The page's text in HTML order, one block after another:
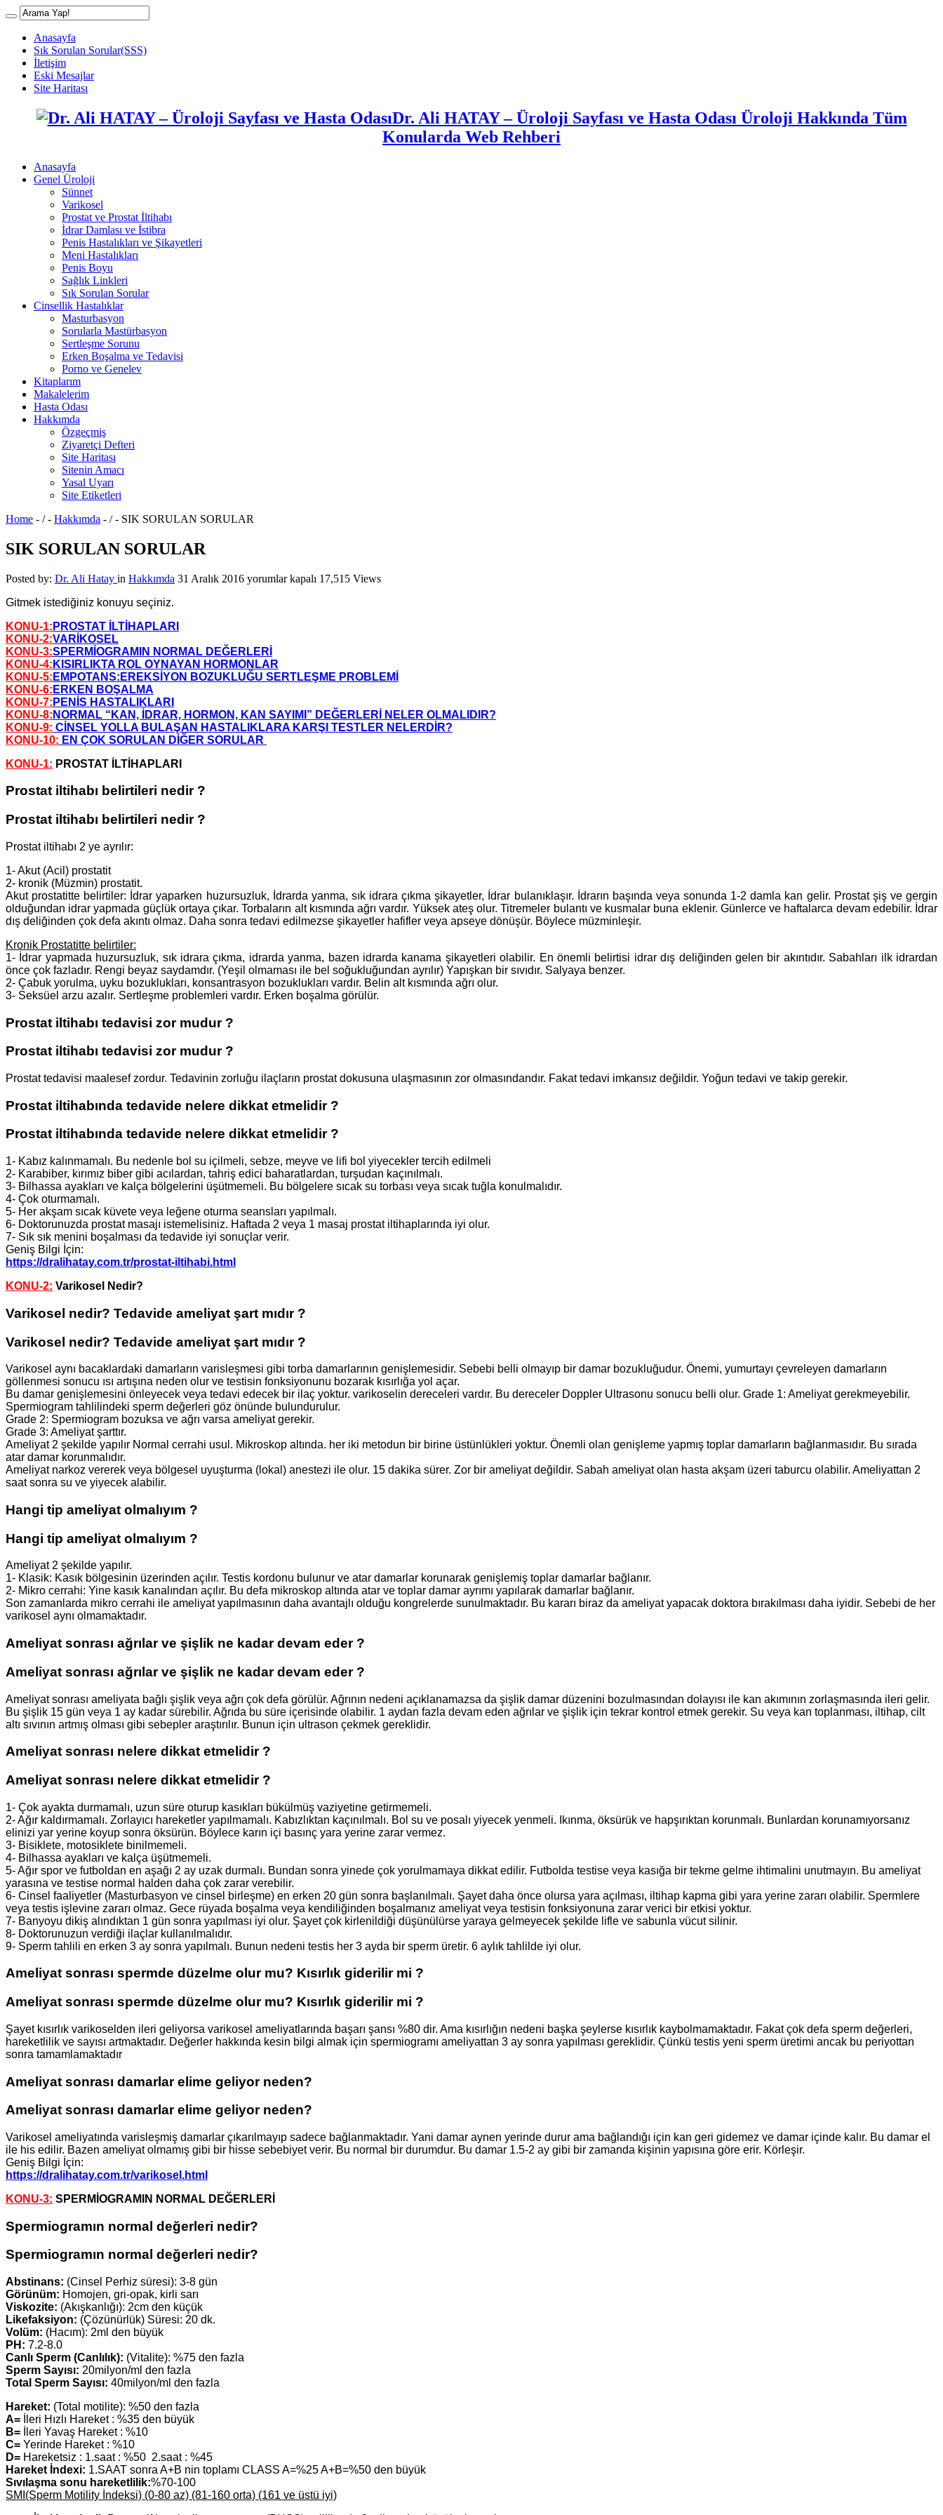
Anasayfa
Sık Sorulan Sorular(SSS)
İletişim
Eski Mesajlar
Site Haritası
Dr. Ali HATAY – Üroloji Sayfası ve Hasta Odası Üroloji Hakkında Tüm
Konularda Web Rehberi
Anasayfa
Genel Üroloji
Sünnet
Varikosel
Prostat ve Prostat İltihabı
İdrar Damlası ve İstibra
Penis Hastalıkları ve Şikayetleri
Meni Hastalıkları
Penis Boyu
Sağlık Linkleri
Sık Sorulan Sorular
Cinsellik Hastalıklar
Masturbasyon
Sorularla Mastürbasyon
Sertleşme Sorunu
Erken Boşalma ve Tedavisi
Porno ve Genelev
Kitaplarım
Makalelerim
Hasta Odası
Hakkımda
Özgeçmiş
Ziyaretçi Defteri
Site Haritası
Sitenin Amacı
Yasal Uyarı
Site Etiketleri
Home - / - Hakkımda - / - SIK SORULAN SORULAR
SIK SORULAN SORULAR
Posted by: Dr. Ali Hatay in Hakkımda 31 Aralık 2016 SIK
yorumlar kapalı 17,515 Views
Gitmek istediğiniz konuyu seçiniz.
KONU-1: PROSTAT İLTİHAPLARI
KONU-2:VARİKOSEL
KONU-3:SPERMİOGRAMIN NORMAL DEĞERLERİ
KONU-4: KISIRLIKTA ROL OYNAYAN HORMONLAR
KONU-5: EMPOTANS:EREKSİYON BOZUKLUĞU SERTLEŞME PROBLEMİ
KONU-6: ERKEN BOŞALMA
KONU-7: PENİS HASTALIKLARI
KONU-8: NORMAL “KAN, İDRAR, HORMON, KAN SAYIMI” DEĞERLERİ NELER OLMALIDIR?
KONU-9: CİNSEL YOLLA BULAŞAN HASTALIKLARA KARŞI TESTLER NELERDİR?
KONU-10: EN ÇOK SORULAN DİĞER SORULAR
KONU-1: PROSTAT İLTİHAPLARI
Prostat iltihabı belirtileri nedir ?
Prostat iltihabı belirtileri nedir ?
Prostat iltihabı 2 ye ayrılır:
1- Akut (Acil) prostatit
2- kronik (Müzmin) prostatit.
Akut prostatitte belirtiler: İdrar yaparken huzursuzluk, İdrarda yanma, sık idrara çıkma şikayetler, İdrar bulanıklaşır. İdrarın başında veya sonunda 1-2 damla kan gelir. Prostat şiş ve gergin
olduğundan idrar yapmada güçlük ortaya çıkar. Torbaların alt kısmında ağrı vardır. Yüksek ateş olur. Titremeler bulantı ve kusmalar buna eklenir. Günlerce ve haftalarca devam edebilir. İdrar
dış deliğinden çok defa akıntı olmaz. Daha sonra tedavi edilmezse şikayetler hafifler veya apseye dönüşür. Böylece müzminleşir.
Kronik Prostatitte belirtiler:
1- İdrar yapmada huzursuzluk, sık idrara çıkma, idrarda yanma, bazen idrarda kanama şikayetleri olabilir. En önemli belirtisi idrar dış deliğinden gelen bir akıntıdır. Sabahları ilk idrardan
önce çok fazladır. Rengi beyaz saydamdır. (Yeşil olmaması ile bel soğukluğundan ayrılır) Yapışkan bir sıvıdır. Salyaya benzer.
2- Çabuk yorulma, uyku bozuklukları, konsantrasyon bozuklukları vardır. Belin alt kısmında ağrı olur.
3- Seksüel arzu azalır. Sertleşme problemleri vardır. Erken boşalma görülür.
Prostat iltihabı tedavisi zor mudur ?
Prostat iltihabı tedavisi zor mudur ?
Prostat tedavisi maalesef zordur. Tedavinin zorluğu ilaçların prostat dokusuna ulaşmasının zor olmasındandır. Fakat tedavi imkansız değildir. Yoğun tedavi ve takip gerekir.
Prostat iltihabında tedavide nelere dikkat etmelidir ?
Prostat iltihabında tedavide nelere dikkat etmelidir ?
1- Kabız kalınmamalı. Bu nedenle bol su içilmeli, sebze, meyve ve lifi bol yiyecekler tercih edilmeli
2- Karabiber, kırımız biber gibi acılardan, tahriş edici baharatlardan, turşudan kaçınılmalı.
3- Bilhassa ayakları ve kalça bölgelerini üşütmemeli. Bu bölgelere sıcak su torbası veya sıcak tuğla konulmalıdır.
4- Çok oturmamalı.
5- Her akşam sıcak küvete veya leğene oturma seansları yapılmalı.
6- Doktorunuzda prostat masajı istemelisiniz. Haftada 2 veya 1 masaj prostat iltihaplarında iyi olur.
7- Sık sık menini boşalması da tedavide iyi sonuçlar verir.
Geniş Bilgi İçin:
https://dralihatay.com.tr/prostat-iltihabi.html
KONU-2: Varikosel Nedir?
Varikosel nedir? Tedavide ameliyat şart mıdır ?
Varikosel nedir? Tedavide ameliyat şart mıdır ?
Varikosel aynı bacaklardaki damarların varisleşmesi gibi torba damarlarının genişlemesidir. Sebebi belli olmayıp bir damar bozukluğudur. Önemi, yumurtayı çevreleyen damarların
göllenmesi sonucu ısı artışına neden olur ve testisin fonksiyonunu bozarak kısırlığa yol açar.
Bu damar genişlemesini önleyecek veya tedavi edecek bir ilaç yoktur. varikoselin dereceleri vardır. Bu dereceler Doppler Ultrasonu sonucu belli olur. Grade 1: Ameliyat gerekmeyebilir.
Spermiogram tahlilindeki sperm değerleri göz önünde bulundurulur.
Grade 2: Spermiogram bozuksa ve ağrı varsa ameliyat gerekir.
Grade 3: Ameliyat şarttır.
Ameliyat 2 şekilde yapılır Normal cerrahi usul. Mikroskop altında. her iki metodun bir birine üstünlükleri yoktur. Önemli olan genişleme yapmış toplar damarların bağlanmasıdır. Bu sırada
atar damar korunmalıdır.
Ameliyat narkoz vererek veya bölgesel uyuşturma (lokal) anestezi ile olur. 15 dakika sürer. Zor bir ameliyat değildir. Sabah ameliyat olan hasta akşam üzeri taburcu olabilir. Ameliyattan 2
saat sonra su ve yiyecek alabilir.
Hangi tip ameliyat olmalıyım ?
Hangi tip ameliyat olmalıyım ?
Ameliyat 2 şekilde yapılır.
1- Klasik: Kasık bölgesinin üzerinden açılır. Testis kordonu bulunur ve atar damarlar korunarak genişlemiş toplar damarlar bağlanır.
2- Mikro cerrahi: Yine kasık kanalından açılır. Bu defa mikroskop altında atar ve toplar damar ayrımı yapılarak damarlar bağlanır.
Son zamanlarda mikro cerrahi ile ameliyat yapılmasının daha avantajlı olduğu kongrelerde sunulmaktadır. Bu kararı biraz da ameliyat yapacak doktora bırakılması daha iyidir. Sebebi de her
varikosel aynı olmamaktadır.
Ameliyat sonrası ağrılar ve şişlik ne kadar devam eder ?
Ameliyat sonrası ağrılar ve şişlik ne kadar devam eder ?
Ameliyat sonrası ameliyata bağlı şişlik veya ağrı çok defa görülür. Ağrının nedeni açıklanamazsa da şişlik damar düzenini bozulmasından dolayısı ile kan akımının zorlaşmasında ileri gelir.
Bu şişlik 15 gün veya 1 ay kadar sürebilir. Ağrıda bu süre içerisinde olabilir. 1 aydan fazla devam eden ağrılar ve şişlik için tekrar kontrol etmek gerekir. Su veya kan toplanması, iltihap, cilt
altı sıvının artmış olması gibi sebepler araştırılır. Bunun için ultrason çekmek gereklidir.
Ameliyat sonrası nelere dikkat etmelidir ?
Ameliyat sonrası nelere dikkat etmelidir ?
1- Çok ayakta durmamalı, uzun süre oturup kasıkları bükülmüş vaziyetine getirmemeli.
2- Ağır kaldırmamalı. Zorlayıcı hareketler yapılmamalı. Kabızlıktan kaçınılmalı. Bol su ve posalı yiyecek yenmeli. Ikınma, öksürük ve hapşırıktan korunmalı. Bunlardan korunamıyorsanız
elinizi yar yerine koyup sonra öksürün. Böylece karın içi basınç yara yerine zarar vermez.
3- Bisiklete, motosiklete binilmemeli.
4- Bilhassa ayakları ve kalça üşütmemeli.
5- Ağır spor ve futboldan en aşağı 2 ay uzak durmalı. Bundan sonra yinede çok yorulmamaya dikkat edilir. Futbolda testise veya kasığa bir tekme gelme ihtimalini unutmayın. Bu ameliyat
yarasına ve testise normal halden daha çok zarar verebilir.
6- Cinsel faaliyetler (Masturbasyon ve cinsel birleşme) en erken 20 gün sonra başlanılmalı. Şayet daha önce olursa yara açılması, iltihap kapma gibi yara yerine zararı olabilir. Spermlere
veya testis işlevine zararı olmaz. Gece rüyada boşalma veya kendiliğinden boşalmanız ameliyat veya testisin fonksiyonuna zarar verici bir etkisi yoktur.
7- Banyoyu dikiş alındıktan 1 gün sonra yapılması iyi olur. Şayet çok kirlenildiği düşünülürse yaraya gelmeyecek şekilde lifle ve sabunla vücut silinir.
8- Doktorunuzun verdiği ilaçlar kullanılmalıdır.
9- Sperm tahlili en erken 3 ay sonra yapılmalı. Bunun nedeni testis her 3 ayda bir sperm üretir. 6 aylık tahlilde iyi olur.
Ameliyat sonrası spermde düzelme olur mu? Kısırlık giderilir mi ?
Ameliyat sonrası spermde düzelme olur mu? Kısırlık giderilir mi ?
Şayet kısırlık varikoselden ileri geliyorsa varikosel ameliyatlarında başarı şansı %80 dir. Ama kısırlığın nedeni başka şeylerse kısırlık kaybolmamaktadır. Fakat çok defa sperm değerleri,
hareketlilik ve sayısı artmaktadır. Değerler hakkında kesin bilgi almak için spermiogramı ameliyattan 3 ay sonra yapılması gereklidir. Çünkü testis yeni sperm üretimi ancak bu periyottan
sonra tamamlamaktadır
Ameliyat sonrası damarlar elime geliyor neden?
Ameliyat sonrası damarlar elime geliyor neden?
Varikosel ameliyatında varisleşmiş damarlar çıkarılmayıp sadece bağlanmaktadır. Yani damar aynen yerinde durur ama bağlandığı için kan geri gidemez ve damar içinde kalır. Bu damar el
ile his edilir. Bazen ameliyat olmamış gibi bir hisse sebebiyet verir. Bu normal bir durumdur. Bu damar 1.5-2 ay gibi bir zamanda kişinin yapısına göre erir. Körleşir.
Geniş Bilgi İçin:
https://dralihatay.com.tr/varikosel.html
KONU-3: SPERMİOGRAMIN NORMAL DEĞERLERİ
Spermiogramın normal değerleri nedir?
Spermiogramın normal değerleri nedir?
Abstinans: (Cinsel Perhiz süresi): 3-8 gün
Görünüm: Homojen, gri-opak, kirli sarı
Viskozite: (Akışkanlığı): 2cm den küçük
Likefaksiyon: (Çözünürlük) Süresi: 20 dk.
Volüm: (Hacım): 2ml den büyük
PH: 7.2-8.0
Canlı Sperm (Canlılık): (Vitalite): %75 den fazla
Sperm Sayısı: 20milyon/ml den fazla
Total Sperm Sayısı: 40milyon/ml den fazla
Hareket: (Total motilite): %50 den fazla
A=
İleri Hızlı Hareket : %35 den büyük
B=
İleri Yavaş Hareket : %10
C= Yerinde Hareket : %10
D= Hareketsiz : 1.saat : %50 2.saat : %45
Hareket İndexi: 1.SAAT sonra A+B nin toplamı CLASS A=%25 A+B=%50 den büyük
Sıvılaşma sonu hareketlilik:%70-100
SMI(Sperm Motility İndeksi) (0-80 az) (81-160 orta) (161 ve üstü iyi)